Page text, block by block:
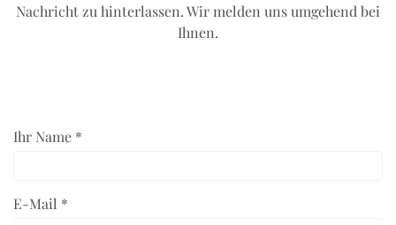
Nachricht zu hinterlassen. Wir melden uns umgehend bei
Ihnen.
Ihr Name *
E-Mail *